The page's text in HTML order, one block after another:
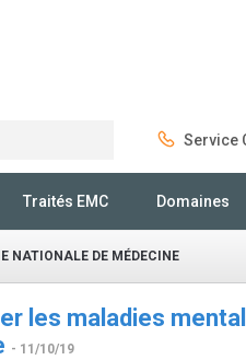
Service
Traités EMC Domaines
NATIONALE DE MÉDECINE
les maladies
- 11/10/19